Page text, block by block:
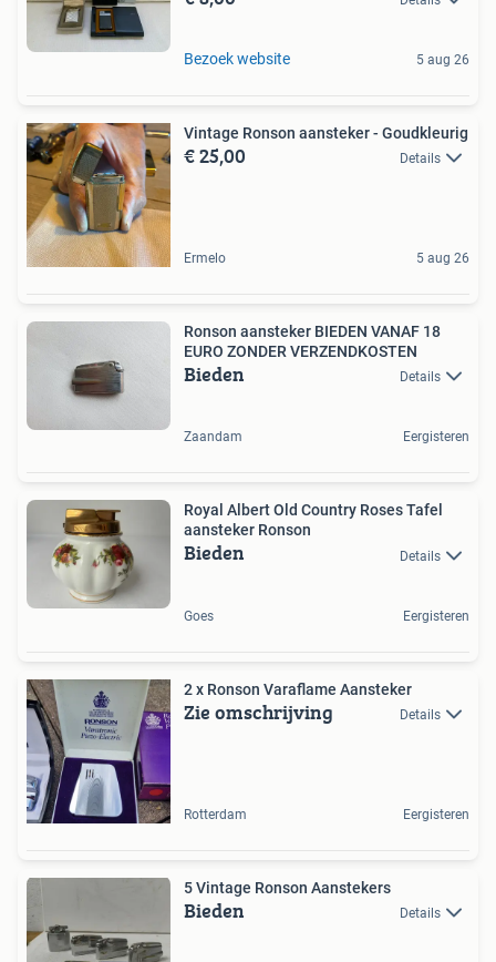
Bezoek website 5 aug 26
Vintage Ronson aansteker - Goudkleurig
€ 25,00 Details
Ermelo 5 aug 26
Ronson aansteker BIEDEN VANAF 18
EURO ZONDER VERZENDKOSTEN
Bieden Details
Zaandam Eergisteren
Royal Albert Old Country Roses Tafel
aansteker Ronson
Bieden Details
Goes Eergisteren
2 x Ronson Varaflame Aansteker
Zie omschrijving Details
Rotterdam Eergisteren
5 Vintage Ronson Aanstekers
Bieden Details